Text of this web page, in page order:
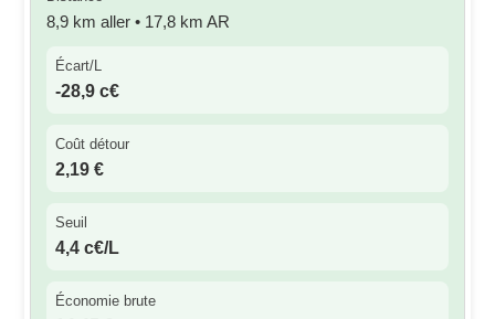
8,9 km aller • 17,8 km AR
Écart/L
-28,9 c€
Coût détour
2,19 €
Seuil
4,4 c€/L
Économie brute